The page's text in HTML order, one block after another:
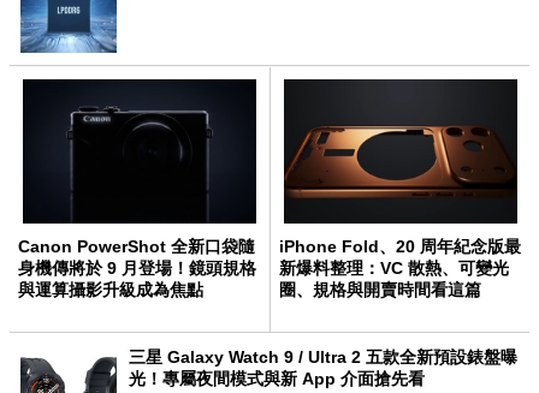
Canon PowerShot 全新口袋隨
身機傳將於 9 月登場！鏡頭規格
與運算攝影升級成為焦點
iPhone Fold、20 周年紀念版最
新爆料整理：VC 散熱、可變光
圈、規格與開賣時間看這篇
三星 Galaxy Watch 9 / Ultra 2 五款全新預設錶盤曝
光！專屬夜間模式與新 App 介面搶先看